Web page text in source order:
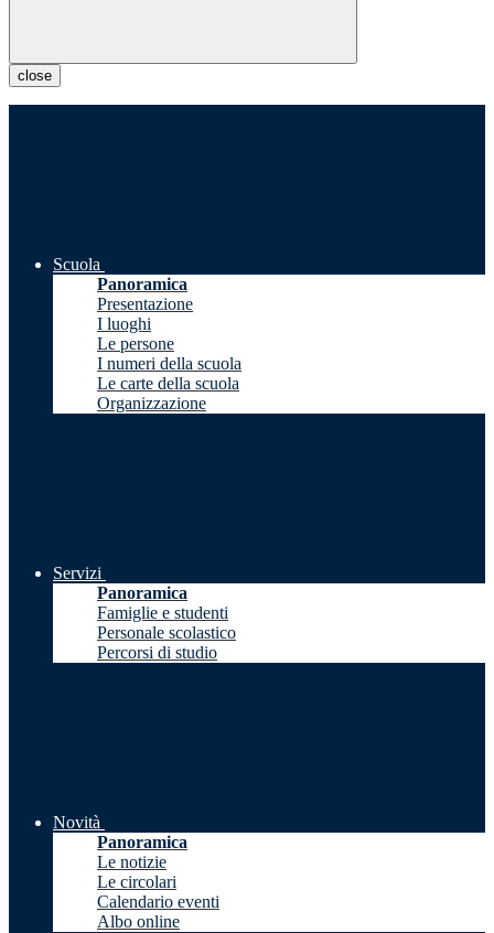
close
Scuola
Panoramica
Presentazione
I luoghi
Le persone
I numeri della scuola
Le carte della scuola
Organizzazione
Servizi
Panoramica
Famiglie e studenti
Personale scolastico
Percorsi di studio
Novità
Panoramica
Le notizie
Le circolari
Calendario eventi
Albo online